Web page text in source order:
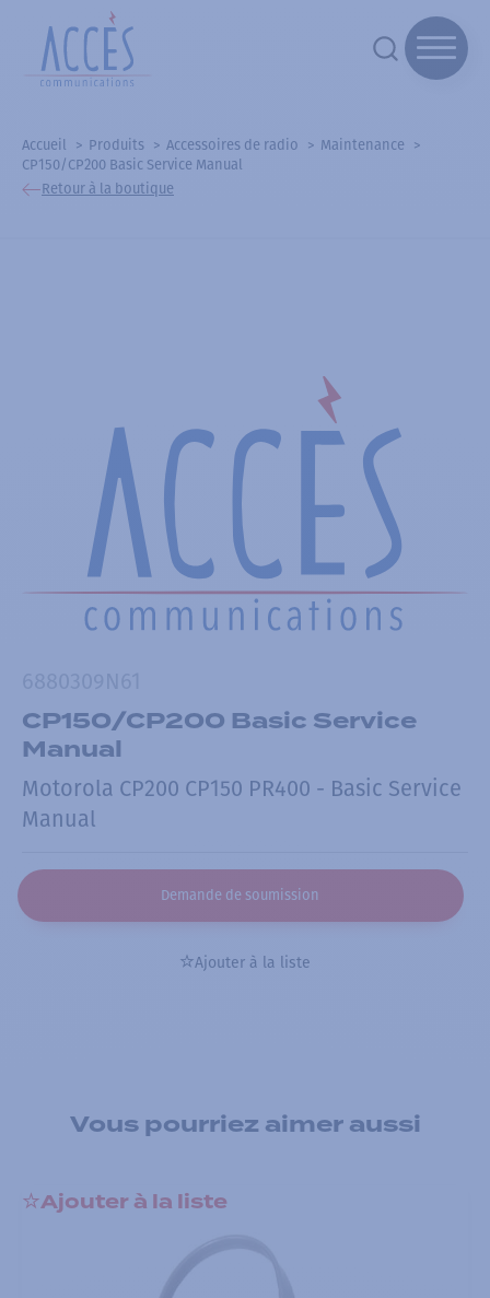
Accueil Produits Accessoires de radio
Maintenance
CP150/CP200 Basic Service Manual
Retour à la boutique
CP150/CP200 Basic Service
Manual
Motorola CP200 CP150 PR400 - Basic Service
Manual
Demande de soumission
Ajouter à la liste
Vous pourriez aimer aussi
Ajouter à la liste